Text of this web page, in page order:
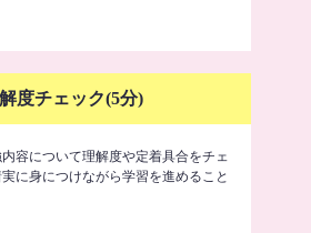
度チェック(5分)
容について理解度や定着具合をチェ
に身につけながら学習を進めること